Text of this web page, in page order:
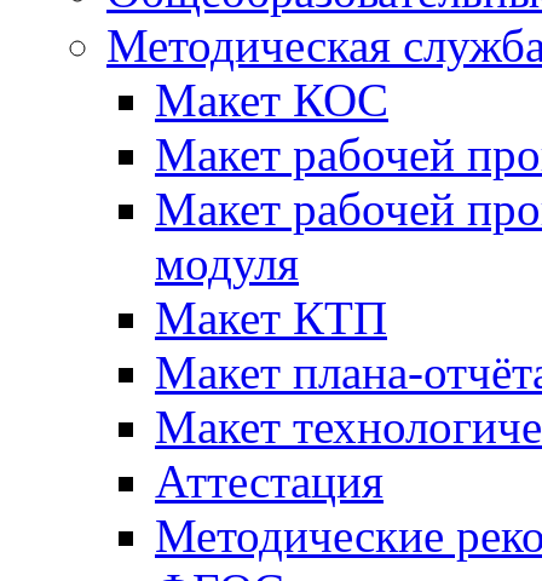
Методическая
Макет КОС
Макет рабочей
Макет рабочей
модуля
Макет КТП
Макет плана-
Макет
Аттестация
Методические